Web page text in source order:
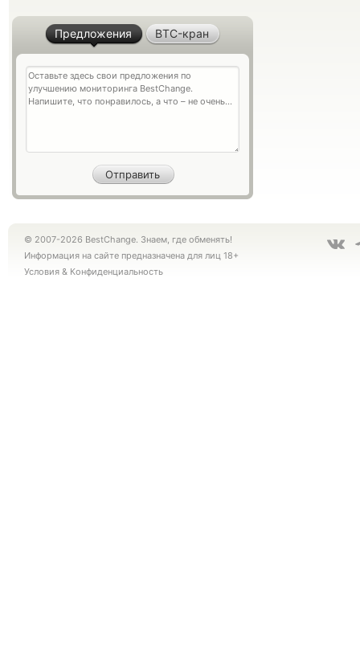
Предложения BTC-кран
© 2007-2026 BestChange. Знаем, где обменять!
Информация на сайте предназначена для лиц 18+
Условия & Конфиденциальность